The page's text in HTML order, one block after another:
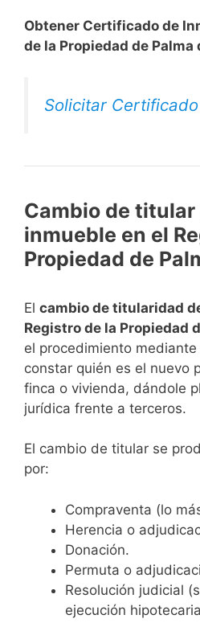
Obtener Certificado de
de la Propiedad de Palma
Solicitar
Cambio de titular
inmueble en el
Propiedad de
El cambio de titularidad
Registro de la Propiedad
el procedimiento
constar quién es el nuevo
finca o vivienda, dándole
jurídica frente a terceros.
El cambio de titular se
por:
Compraventa (lo
Herencia o
Donación.
Permuta o
Resolución judicial
ejecución